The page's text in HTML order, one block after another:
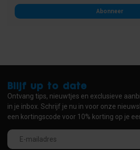
Abonneer
Blijf up to date
Ontvang tips, nieuwtjes en exclusieve
in je inbox. Schrijf je nu in voor onze
een kortingscode voor 10% korting op je